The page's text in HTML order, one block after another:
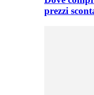
prezzi